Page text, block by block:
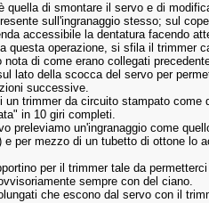
quella di smontare il servo e di
sull'ingranaggio stesso; sul
accessibile la dentatura facendo
questa operazione, si sfila il trimmer
nota di come erano collegati
lato della scocca del servo per
successive.
un trimmer da circuito stampato
in 10 giri completi.
preleviamo un'ingranaggio come
e per mezzo di un tubetto di ottone lo
per il trimmer tale da
sempre con del ciano.
che escono dal servo con il